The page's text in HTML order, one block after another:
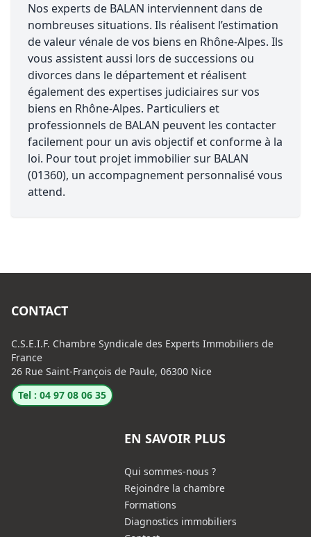
Nos experts de BALAN interviennent dans de
nombreuses situations. Ils réalisent l’estimation
de valeur vénale de vos biens en Rhône-Alpes. Ils
vous assistent aussi lors de successions ou
divorces dans le département et réalisent
également des expertises judiciaires sur vos
biens en Rhône-Alpes. Particuliers et
professionnels de BALAN peuvent les contacter
facilement pour un avis objectif et conforme à la
loi. Pour tout projet immobilier sur BALAN
(01360), un accompagnement personnalisé vous
attend.
CONTACT
C.S.E.I.F. Chambre Syndicale des Experts Immobiliers de
France
26 Rue Saint-François de Paule, 06300 Nice
Tel : 04 97 08 06 35
EN SAVOIR PLUS
Qui sommes-nous ?
Rejoindre la chambre
Formations
Diagnostics immobiliers